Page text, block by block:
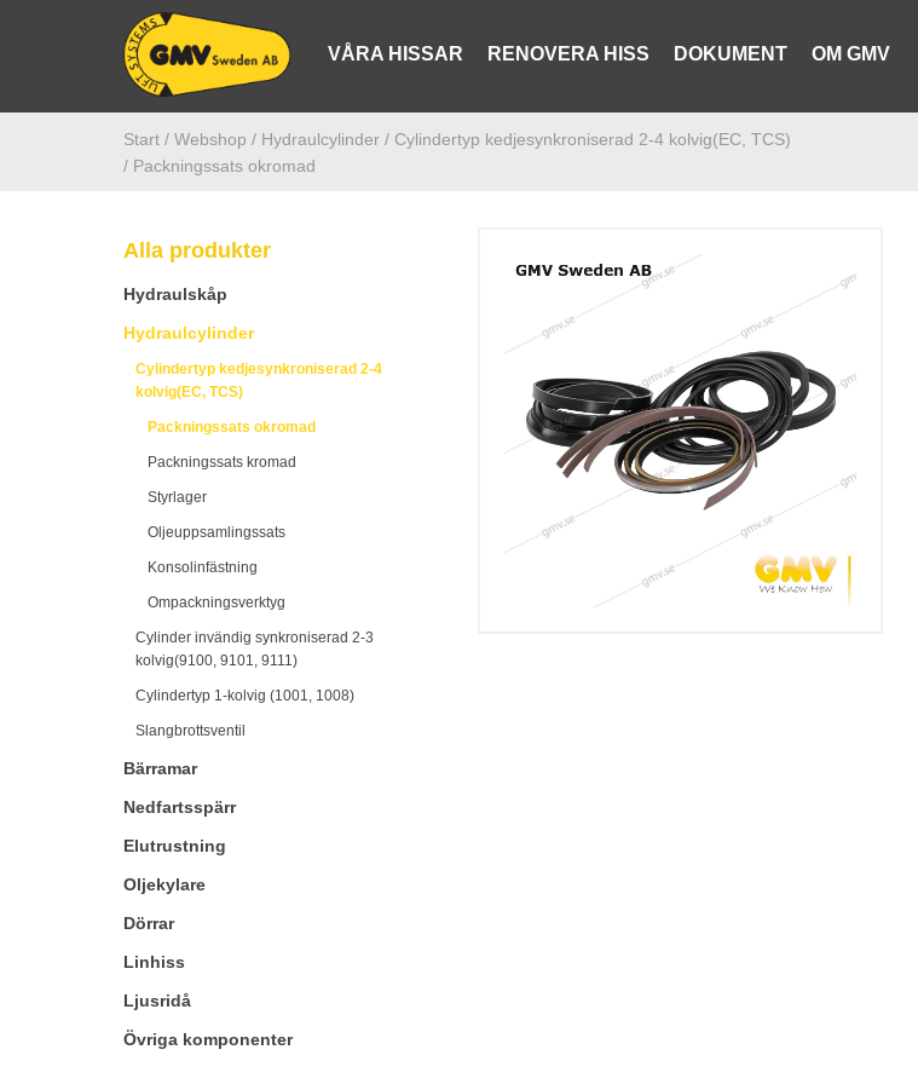
VÅRA HISSAR RENOVERA HISS DOKUMENT OM GMV
Start / Webshop / Hydraulcylinder / Cylindertyp kedjesynkroniserad 2-4 kolvig(EC, TCS)
/ Packningssats okromad
Alla produkter
Hydraulskåp
Hydraulcylinder
Cylindertyp kedjesynkroniserad 2-4
kolvig(EC, TCS)
Packningssats okromad
Packningssats kromad
Styrlager
Oljeuppsamlingssats
Konsolinfästning
Ompackningsverktyg
Cylinder invändig synkroniserad 2-3
kolvig(9100, 9101, 9111)
Cylindertyp 1-kolvig (1001, 1008)
Slangbrottsventil
Bärramar
Nedfartsspärr
Elutrustning
Oljekylare
Dörrar
Linhiss
Ljusridå
Övriga komponenter